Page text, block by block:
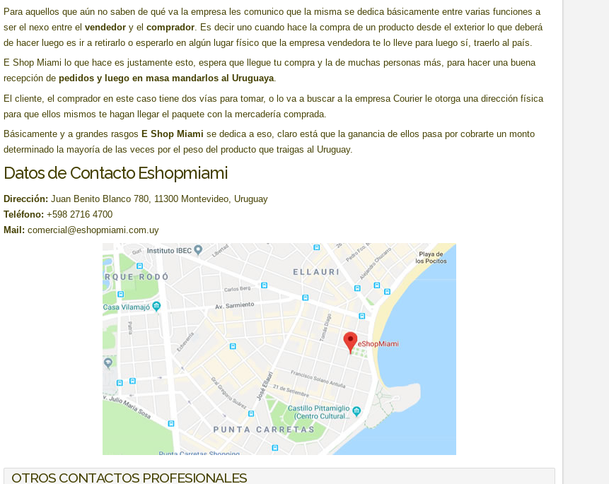
Para aquellos que aún no saben de qué va la empresa les comunico que la misma se dedica básicamente entre varias funciones a
ser el nexo entre elvendedor y elcomprador . Es decir uno cuando hace la compra de un producto desde el exterior lo que deberá
de hacer luego es ir a retirarlo o esperarlo en algún lugar físico que la empresa vendedora te lo lleve para luego sí, traerlo al país.
E Shop Miami lo que hace es justamente esto, espera que llegue tu compra y la de muchas personas más, para hacer una buena
recepción depedidos y luego en masa mandarlos al Uruguaya.
El cliente, el comprador en este caso tiene dos vías para tomar, o lo va a buscar a la empresa Courier le otorga una dirección física
para que ellos mismos te hagan llegar el paquete con la mercadería comprada.
Básicamente y a grandes rasgos E Shop Miami se dedica a eso, claro está que la ganancia de ellos pasa por cobrarte un monto
determinado la mayoría de las veces por el peso del producto que traigas al Uruguay.
Datos de Contacto Eshopmiami
Dirección: Juan Benito Blanco 780, 11300 Montevideo, Uruguay
Teléfono: +598 2716 4700
Mail: comercial@eshopmiami.com.uy
OTROS CONTACTOS PROFESIONALES